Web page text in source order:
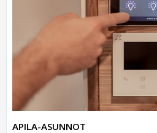
APILA-ASUNNOT